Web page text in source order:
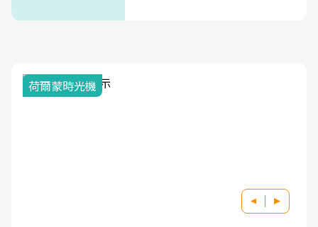
荷爾蒙時光機